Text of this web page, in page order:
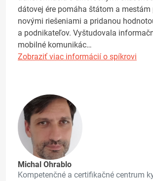
dátovej ére pomáha štátom a
novými riešeniami a pridanou
a podnikateľov. Vyštudovala
mobilné komunikác…
Zobraziť viac informácií o spíkrovi
Michal Ohrablo
Kompetenčné a certifikačné centrum